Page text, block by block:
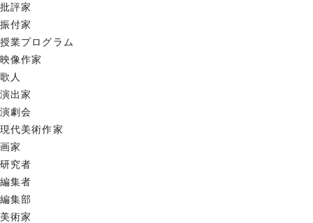
批評家
振付家
授業プログラム
映像作家
歌人
演出家
演劇会
現代美術作家
画家
研究者
編集者
編集部
美術家